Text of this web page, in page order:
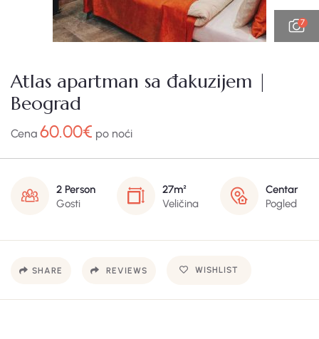
7
Atlas apartman sa đakuzijem |
Beograd
Cena 60.00€ po noći
2 Person
Gosti
27m²
Veličina
Centar
Pogled
SHARE REVIEWS WISHLIST